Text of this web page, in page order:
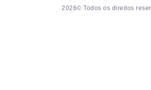
2026© Todos os direitos